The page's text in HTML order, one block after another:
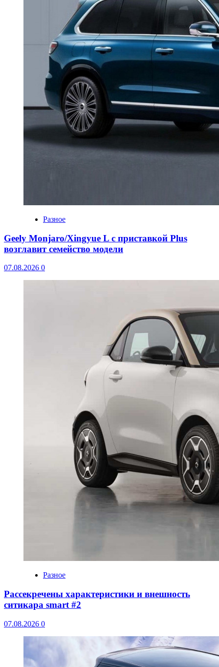
Разное
Geely Monjaro/Xingyue L с приставкой Plus
возглавит семейство модели
07.08.2026 0
Разное
Рассекречены характеристики и внешность
ситикара smart #2
07.08.2026 0